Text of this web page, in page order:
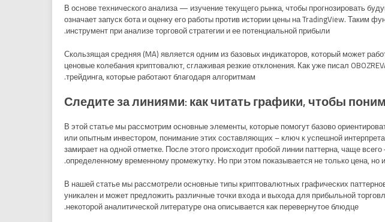
В основе технического анализа — изучение текущего рынка, чтобы прогнозировать
означает запуск бота и оценку его работы против истории цены на TradingView. Таким
инструмент при анализе торговой стратегии и ее потенциальной прибыли.
Скользящая средняя (MA) является одним из базовых индикаторов, который может
ценовые колебания криптовалют, сглаживая резкие отклонения. Как уже писал
трейдинга, которые работают благодаря алгоритмам.
Следите за линиями: как читать графики, чтобы
В этой статье мы рассмотрим основные элементы, которые помогут базово
или опытным инвестором, понимание этих составляющих – ключ к успешной
замирает на одной отметке. После этого происходит пробой линии паттерна, чаще
определенному временному промежутку. Но при этом показывается не только цена,
В нашей статье мы рассмотрели основные типы криптовалютных графических
уникален и может предложить различные точки входа и выхода для прибыльной
некоторой аналитической литературе она описывается как перевернутое блюдце.